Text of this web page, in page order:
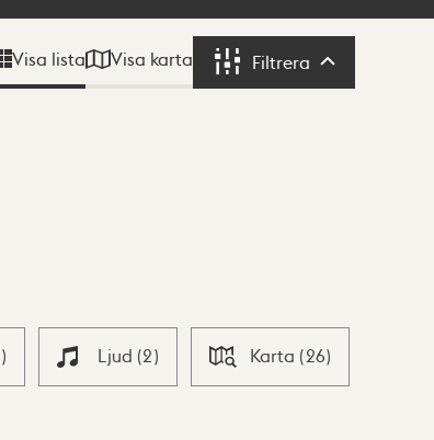
Visa lista Visa karta Filtrera Filtrera
) Ljud (2) Karta (26)